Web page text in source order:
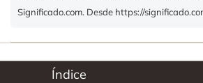
Significado.com. Desde https://
Índice